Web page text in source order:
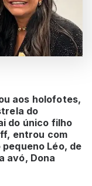
aos holofotes,
do
do único filho
entrou com
Léo, de
avó, Dona